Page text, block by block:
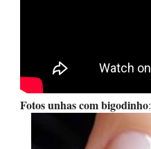
Fotos unhas com bigodinho: